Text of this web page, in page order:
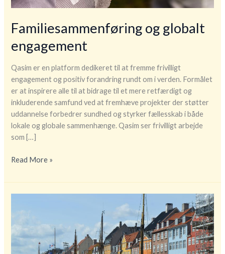
Familiesammenføring og globalt
engagement
Qasim er en platform dedikeret til at fremme frivilligt
engagement og positiv forandring rundt om i verden. Formålet
er at inspirere alle til at bidrage til et mere retfærdigt og
inkluderende samfund ved at fremhæve projekter der støtter
uddannelse forbedrer sundhed og styrker fællesskab i både
lokale og globale sammenhænge. Qasim ser frivilligt arbejde
som […]
Familiesammenføring
globalt
engagement
Read More »